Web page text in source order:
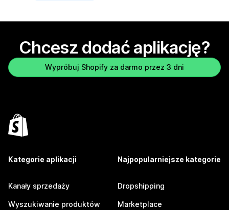
Chcesz dodać aplikację?
Wypróbuj Shopify za darmo przez 3 dni
Kategorie aplikacji
Kanały sprzedaży
Wyszukiwanie produktów
Najpopularniejsze kategorie
Dropshipping
Marketplace